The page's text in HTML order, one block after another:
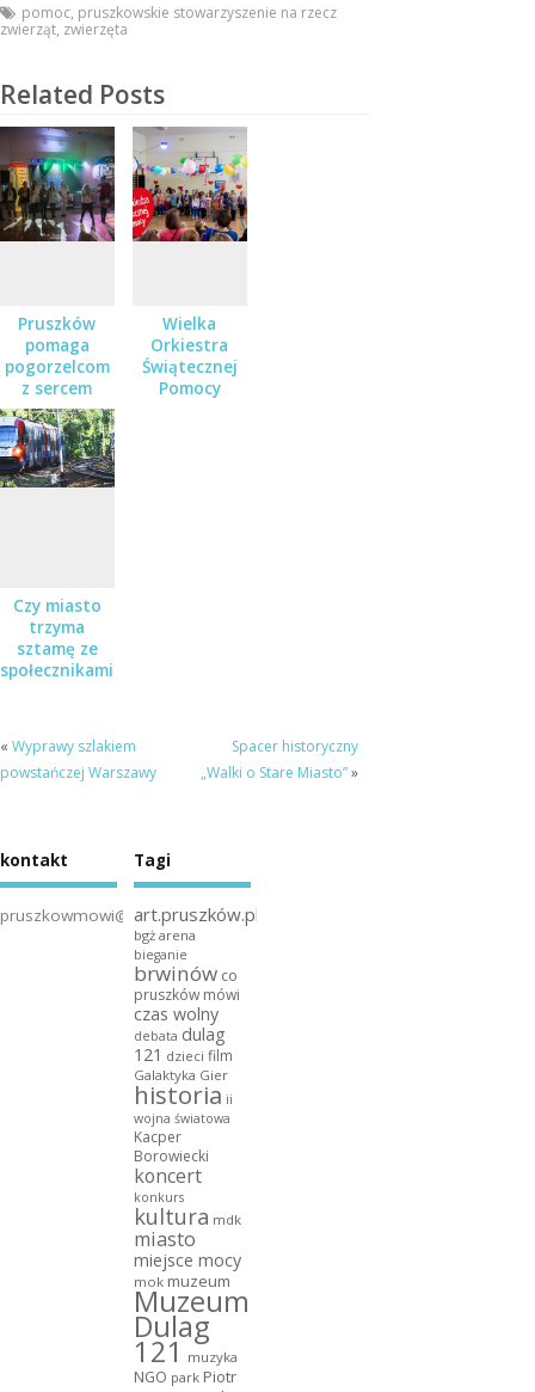
pomoc, pruszkowskie stowarzyszenie na rzecz
zwierząt, zwierzęta
Related Posts
Pruszków
pomaga
pogorzelcom
z sercem
Wielka
Orkiestra
Świątecznej
Pomocy
Czy miasto
trzyma
sztamę ze
społecznikami?
« Wyprawy szlakiem
powstańczej Warszawy
Spacer historyczny
„Walki o Stare Miasto”»
kontakt
pruszkowmowi@gmail.com
Tagi
art.pruszków.pl
bgż arena
bieganie
brwinów co
pruszków mówi
czas wolny
debata dulag
121 dzieci film
Galaktyka Gier
historia ii
wojna światowa
Kacper
Borowiecki
koncert
konkurs
kultura mdk
miasto
miejsce mocy
mok muzeum
Muzeum
Dulag
121 muzyka
NGO park Piotr